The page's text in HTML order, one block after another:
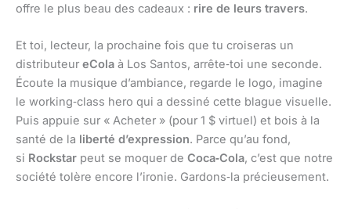
offre le plus beau des cadeaux : rire de leurs travers.
Et toi, lecteur, la prochaine fois que tu croiseras un
distributeur eCola à Los Santos, arrête‑toi une seconde.
Écoute la musique d’ambiance, regarde le logo, imagine
le working‑class hero qui a dessiné cette blague visuelle.
Puis appuie sur « Acheter » (pour 1 $ virtuel) et bois à la
santé de la liberté d’expression. Parce qu’au fond,
si Rockstar peut se moquer de Coca‑Cola, c’est que notre
société tolère encore l’ironie. Gardons‑la précieusement.